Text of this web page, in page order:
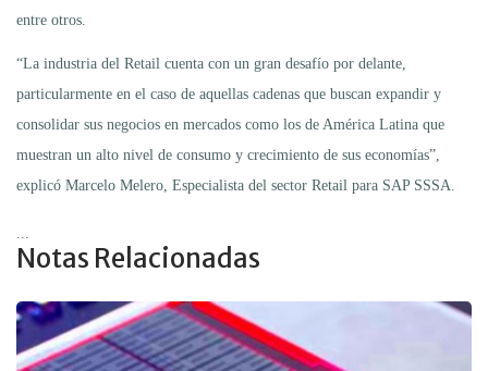
entre otros.
“La industria del Retail cuenta con un gran desafío por delante,
particularmente en el caso de aquellas cadenas que buscan expandir y
consolidar sus negocios en mercados como los de América Latina que
muestran un alto nivel de consumo y crecimiento de sus economías”,
explicó Marcelo Melero, Especialista del sector Retail para SAP SSSA.
Notas Relacionadas